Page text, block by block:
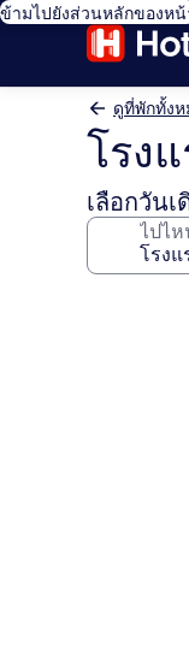
ข้ามไปยังส่วนหลักของห
ดูที่พักทั้ง
โรง
เลือกวัน
ไปไ